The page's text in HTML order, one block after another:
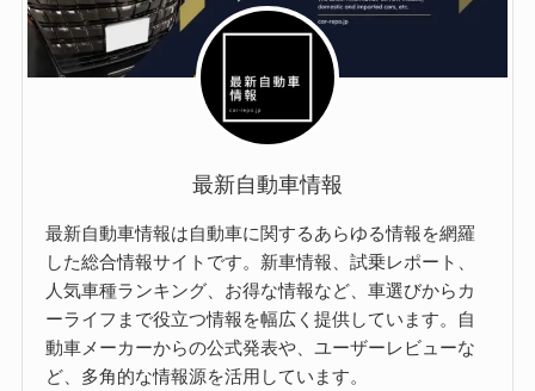
最新自動車情報
最新自動車情報は自動車に関するあらゆる情報を網羅
した総合情報サイトです。新車情報、試乗レポート、
人気車種ランキング、お得な情報など、車選びからカ
ーライフまで役立つ情報を幅広く提供しています。自
動車メーカーからの公式発表や、ユーザーレビューな
ど、多角的な情報源を活用しています。